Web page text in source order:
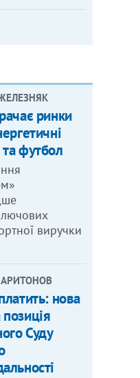
ринки
футбол
виручки
нова
Суду